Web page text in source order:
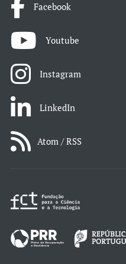
Facebook
Youtube
Instagram
LinkedIn
Atom / RSS